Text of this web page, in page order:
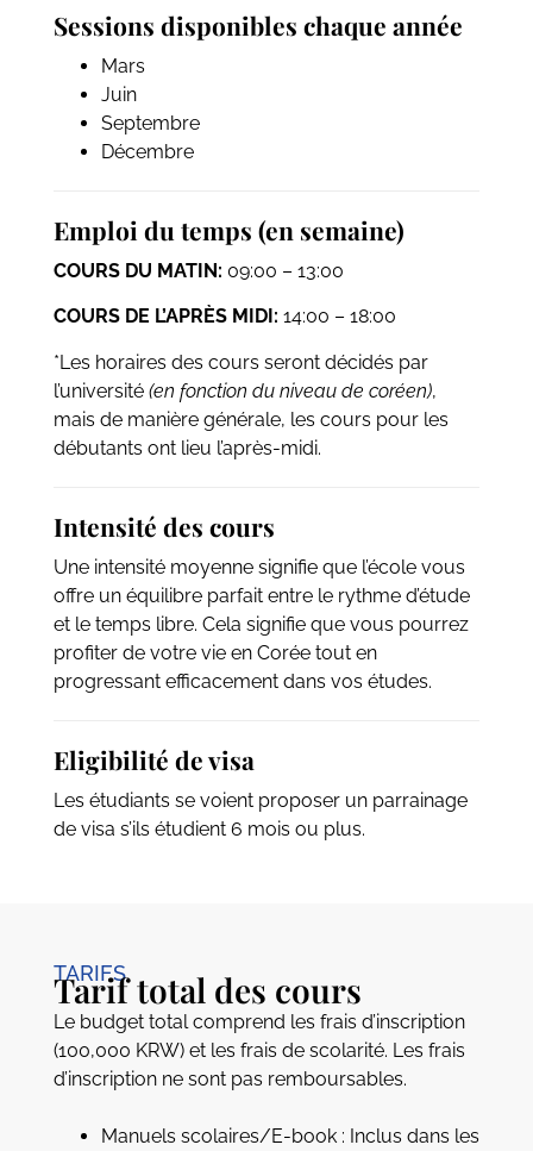
Sessions disponibles chaque année
Mars
Juin
Septembre
Décembre
Emploi du temps (en semaine)
COURS DU MATIN: 09:00 – 13:00
COURS DE L’APRÈS MIDI: 14:00 – 18:00
*Les horaires des cours seront décidés par
l’université(en fonction du niveau de coréen),
mais de manière générale, les cours pour les
débutants ont lieu l’après-midi.
Intensité des cours
Une intensité moyenne signifie que l’école vous
offre un équilibre parfait entre le rythme d’étude
et le temps libre. Cela signifie que vous pourrez
profiter de votre vie en Corée tout en
progressant efficacement dans vos études.
Eligibilité de visa
Les étudiants se voient proposer un parrainage
de visa s’ils étudient 6 mois ou plus.
TARIFS
Tarif total des cours
Le budget total comprend les frais d’inscription
(100,000 KRW) et les frais de scolarité. Les frais
d’inscription ne sont pas remboursables.
Manuels scolaires/E-book : Inclus dans les